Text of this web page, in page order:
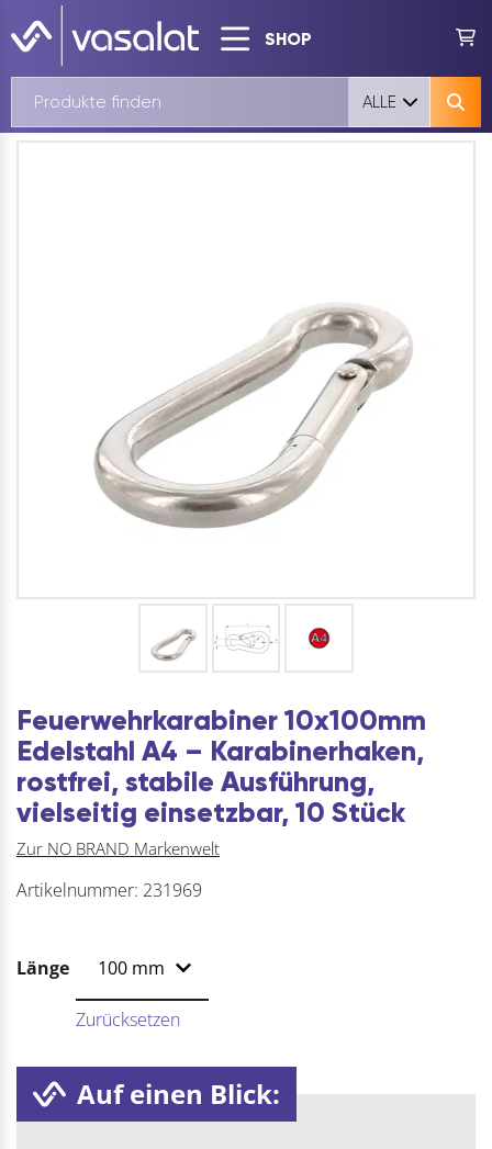
SHOP
ALLE
Feuerwehrkarabiner 10x100mm
Edelstahl A4 – Karabinerhaken,
rostfrei, stabile Ausführung,
vielseitig einsetzbar, 10 Stück
Zur NO BRAND Markenwelt
Artikelnummer: 231969
Länge
Zurücksetzen
Auf einen Blick: